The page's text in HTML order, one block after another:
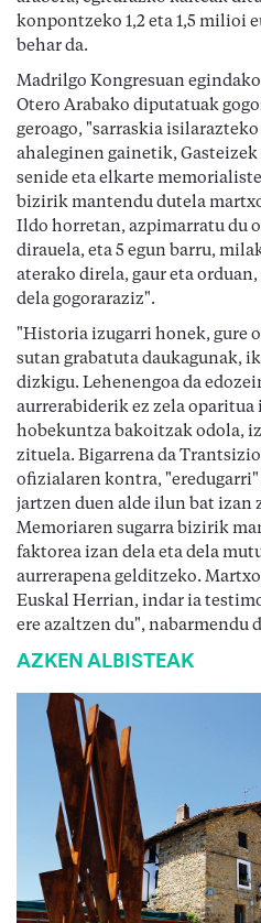
konpontzeko 1,2 eta 1,5 milioi
behar da.
Madrilgo Kongresuan
Otero Arabako diputatuak
geroago, "sarraskia
ahaleginen gainetik,
senide eta elkarte
bizirik mantendu dutela
Ildo horretan, azpimarratu du
dirauela, eta 5 egun barru,
aterako direla, gaur eta
dela gogoraraziz".
"Historia izugarri honek, gure
sutan grabatuta daukagunak,
dizkigu. Lehenengoa da
aurrerabiderik ez zela
hobekuntza bakoitzak odola,
zituela. Bigarrena da
ofizialaren kontra,
jartzen duen alde ilun bat izan
Memoriaren sugarra bizirik
faktorea izan dela eta dela
aurrerapena gelditzeko.
Euskal Herrian, indar ia
ere azaltzen du", nabarmendu
AZKEN ALBISTEAK